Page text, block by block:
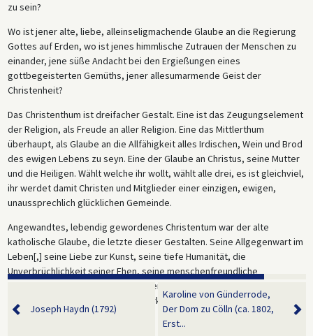
zu sein?
Wo ist jener alte, liebe, alleinseligmachende Glaube an die Regierung
Gottes auf Erden, wo ist jenes himmlische Zutrauen der Menschen zu
einander, jene süße Andacht bei den Ergießungen eines
gottbegeisterten Gemüths, jener allesumarmende Geist der
Christenheit?
Das Christenthum ist dreifacher Gestalt. Eine ist das Zeugungselement
der Religion, als Freude an aller Religion. Eine das Mittlerthum
überhaupt, als Glaube an die Allfähigkeit alles Irdischen, Wein und Brod
des ewigen Lebens zu seyn. Eine der Glaube an Christus, seine Mutter
und die Heiligen. Wählt welche ihr wollt, wählt alle drei, es ist gleichviel,
ihr werdet damit Christen und Mitglieder einer einzigen, ewigen,
unaussprechlich glücklichen Gemeinde.
Angewandtes, lebendig gewordenes Christentum war der alte
katholische Glaube, die letzte dieser Gestalten. Seine Allgegenwart im
Leben[,] seine Liebe zur Kunst, seine tiefe Humanität, die
Unverbrüchlichkeit seiner Ehen, seine menschenfreundliche
Mittheilsamkeit, seine Freude an der Armuth, Gehorsam und Treue
machen ihn als ächte Religion unverkennbar und enthalten die
Grundzüge seiner Verfassung.
Joseph Haydn (1792)
Karoline von Günderrode,
Der Dom zu Cölln (ca. 1802,
Erst...